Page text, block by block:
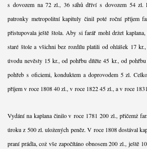
s dovozem na 72 zl., 36 sáhů dříví s dovozem 54
patronky metropolitní kapituly činil poté roční příjem
přistupovala ještě štola. Aby si farář mohl držet
staré štole a všichni bez rozdílu platili od ohlášek 17
úvodu nevěsty 15 kr., od pohřbu dítěte 45 kr., od
pohřeb s oficiemi, konduktem a doprovodem 5 zl.
příjem v roce 1808 40 zl., v roce 1822 45 zl., a v roce
Vydání na kaplana činilo v roce 1781 200 zl., přičemž
úroku z 500 zl. uložených peněz. V roce 1808 dostával
praní prádla, což vše započítáno obnosem 200 zl., ještě